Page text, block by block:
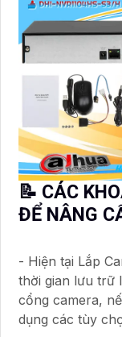
📝 CÁC
ĐỂ NÂNG
- Hiện tại Lắp
thời gian lưu trữ
cổng camera,
dụng các tùy